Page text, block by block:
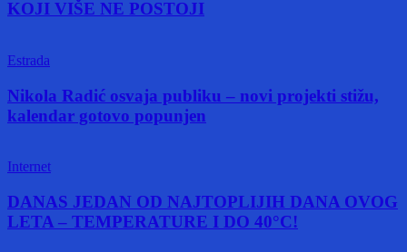
KOJI VIŠE NE POSTOJI
Estrada
Nikola Radić osvaja publiku – novi projekti stižu,
kalendar gotovo popunjen
Internet
DANAS JEDAN OD NAJTOPLIJIH DANA OVOG
LETA – TEMPERATURE I DO 40°C!